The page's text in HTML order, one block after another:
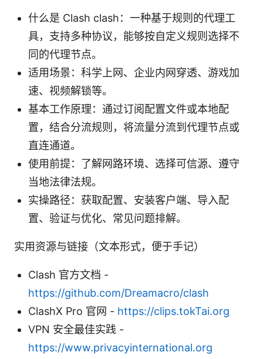
什么是 Clash clash：一种基于规则的代理工
具，支持多种协议，能够按自定义规则选择不
同的代理节点。
适用场景：科学上网、企业内网穿透、游戏加
速、视频解锁等。
基本工作原理：通过订阅配置文件或本地配
置，结合分流规则，将流量分流到代理节点或
直连通道。
使用前提：了解网路环境、选择可信源、遵守
当地法律法规。
实操路径：获取配置、安装客户端、导入配
置、验证与优化、常见问题排解。
实用资源与链接（文本形式，便于手记）
Clash 官方文档 -
https://github.com/Dreamacro/clash
ClashX Pro 官网 - https://clips.tokTai.org
VPN 安全最佳实践 -
https://www.privacyinternational.org